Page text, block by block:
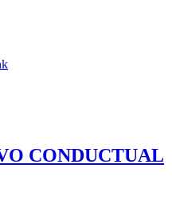
CONDUCTUAL